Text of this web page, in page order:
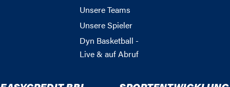
Unsere Teams
Unsere Spieler
Dyn Basketball -
Live & auf Abruf